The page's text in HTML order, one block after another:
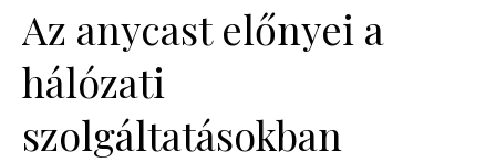
Az anycast előnyei a
hálózati
szolgáltatásokban